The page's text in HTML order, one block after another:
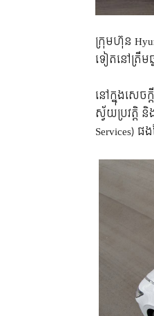
ក្រុមហ៊ុន
ទៀតនៅត្រឹម
នៅក្នុងសេច
ស្វ័យប្រវត្តិ
Services) ផ